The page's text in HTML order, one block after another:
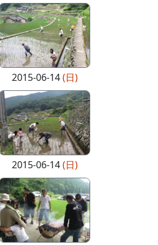
2015-06-14(日)
2015-06-14(日)